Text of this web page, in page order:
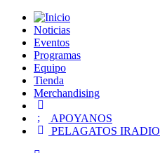
Noticias
Eventos
Programas
Equipo
Tienda
Merchandising
APOYANOS
PELAGATOS IRADIO